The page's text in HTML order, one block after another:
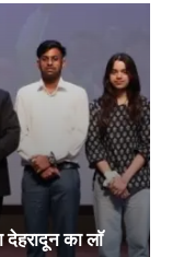
का लाॅ